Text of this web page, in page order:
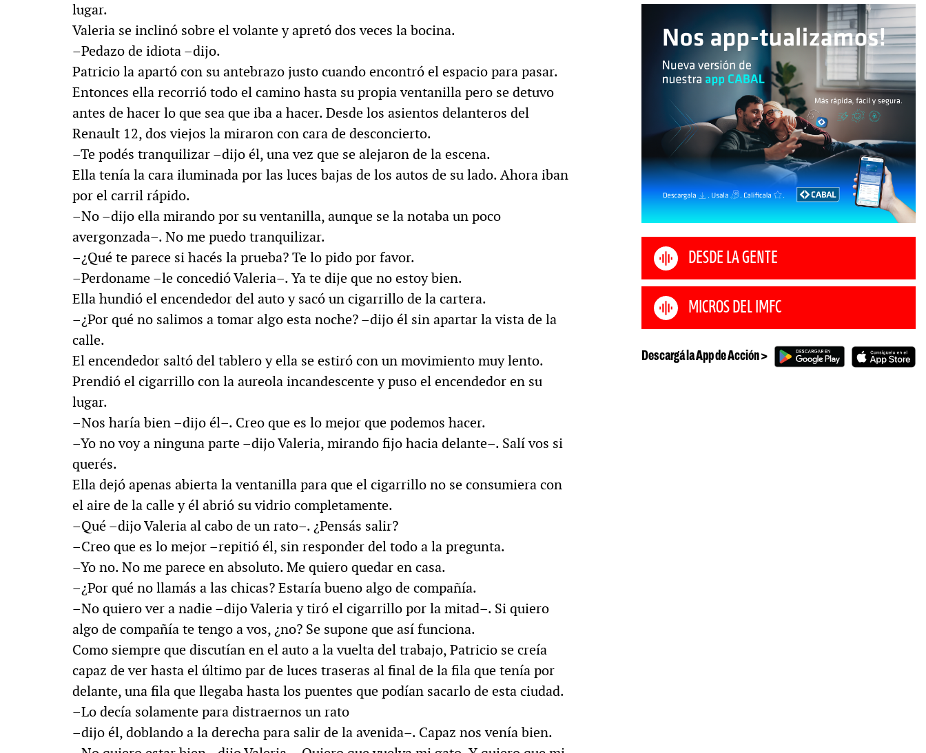
lugar.
Valeria se inclinó sobre el volante y apretó dos veces la bocina.
–Pedazo de idiota –dijo.
Patricio la apartó con su antebrazo justo cuando encontró el espacio para pasar.
Entonces ella recorrió todo el camino hasta su propia ventanilla pero se detuvo
antes de hacer lo que sea que iba a hacer. Desde los asientos delanteros del
Renault 12, dos viejos la miraron con cara de desconcierto.
–Te podés tranquilizar –dijo él, una vez que se alejaron de la escena.
Ella tenía la cara iluminada por las luces bajas de los autos de su lado. Ahora iban
por el carril rápido.
–No –dijo ella mirando por su ventanilla, aunque se la notaba un poco
avergonzada–. No me puedo tranquilizar.
–¿Qué te parece si hacés la prueba? Te lo pido por favor.
–Perdoname –le concedió Valeria–. Ya te dije que no estoy bien.
Ella hundió el encendedor del auto y sacó un cigarrillo de la cartera.
–¿Por qué no salimos a tomar algo esta noche? –dijo él sin apartar la vista de la
calle.
El encendedor saltó del tablero y ella se estiró con un movimiento muy lento.
Prendió el cigarrillo con la aureola incandescente y puso el encendedor en su
lugar.
–Nos haría bien –dijo él–. Creo que es lo mejor que podemos hacer.
–Yo no voy a ninguna parte –dijo Valeria, mirando fijo hacia delante–. Salí vos si
querés.
Ella dejó apenas abierta la ventanilla para que el cigarrillo no se consumiera con
el aire de la calle y él abrió su vidrio completamente.
–Qué –dijo Valeria al cabo de un rato–. ¿Pensás salir?
–Creo que es lo mejor –repitió él, sin responder del todo a la pregunta.
–Yo no. No me parece en absoluto. Me quiero quedar en casa.
–¿Por qué no llamás a las chicas? Estaría bueno algo de compañía.
–No quiero ver a nadie –dijo Valeria y tiró el cigarrillo por la mitad–. Si quiero
algo de compañía te tengo a vos, ¿no? Se supone que así funciona.
Como siempre que discutían en el auto a la vuelta del trabajo, Patricio se creía
capaz de ver hasta el último par de luces traseras al final de la fila que tenía por
delante, una fila que llegaba hasta los puentes que podían sacarlo de esta ciudad.
–Lo decía solamente para distraernos un rato
–dijo él, doblando a la derecha para salir de la avenida–. Capaz nos venía bien.
DESDE LA GENTE
MICROS DEL IMFC
Descargá la App de Acción >